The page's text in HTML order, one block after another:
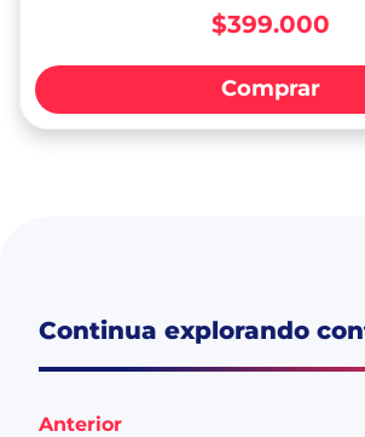
$399.000
Comprar
Continua explorando
Anterior